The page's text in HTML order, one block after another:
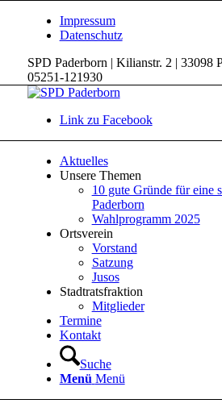
Impressum
Datenschutz
SPD Paderborn | Kilianstr. 2 | 33098
05251-121930
Link zu Facebook
Aktuelles
Unsere Themen
10 gute Gründe für eine
Paderborn
Wahlprogramm 2025
Ortsverein
Vorstand
Satzung
Jusos
Stadtratsfraktion
Mitglieder
Termine
Kontakt
Suche
Menü Menü